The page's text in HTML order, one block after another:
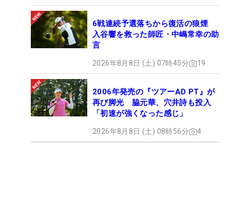
6戦連続予選落ちから復活の狼煙
入谷響を救った師匠・中嶋常幸の助
言
2026年8月8日 (土) 07時45分 19
2006年発売の『ツアーAD PT』が
再び脚光 脇元華、穴井詩も投入
「初速が強くなった感じ」
2026年8月8日 (土) 08時56分 4